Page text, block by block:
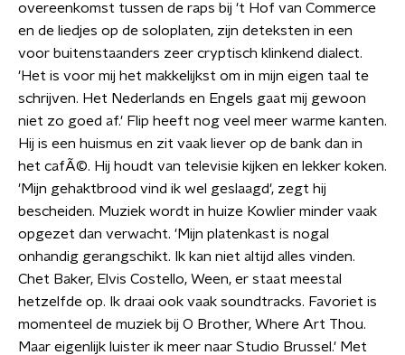
overeenkomst tussen de raps bij 't Hof van Commerce
en de liedjes op de soloplaten, zijn deteksten in een
voor buitenstaanders zeer cryptisch klinkend dialect.
'Het is voor mij het makkelijkst om in mijn eigen taal te
schrijven. Het Nederlands en Engels gaat mij gewoon
niet zo goed af.' Flip heeft nog veel meer warme kanten.
Hij is een huismus en zit vaak liever op de bank dan in
het cafÃ©. Hij houdt van televisie kijken en lekker koken.
'Mijn gehaktbrood vind ik wel geslaagd', zegt hij
bescheiden. Muziek wordt in huize Kowlier minder vaak
opgezet dan verwacht. 'Mijn platenkast is nogal
onhandig gerangschikt. Ik kan niet altijd alles vinden.
Chet Baker, Elvis Costello, Ween, er staat meestal
hetzelfde op. Ik draai ook vaak soundtracks. Favoriet is
momenteel de muziek bij O Brother, Where Art Thou.
Maar eigenlijk luister ik meer naar Studio Brussel.' Met